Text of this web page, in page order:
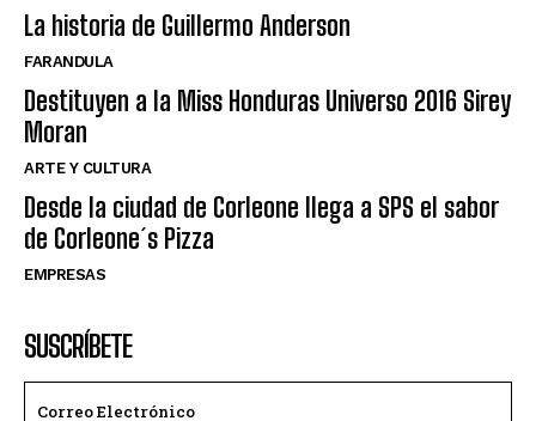
La historia de Guillermo Anderson
FARANDULA
Destituyen a la Miss Honduras Universo 2016 Sirey
Moran
ARTE Y CULTURA
Desde la ciudad de Corleone llega a SPS el sabor
de Corleone´s Pizza
EMPRESAS
SUSCRÍBETE